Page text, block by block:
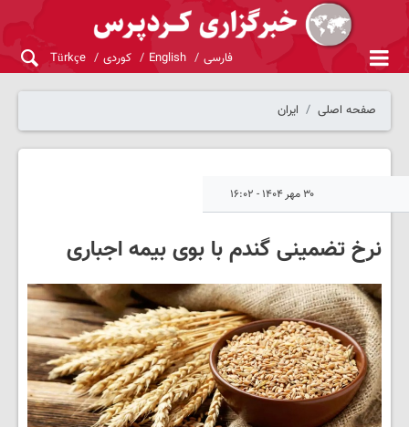
فارسی English کوردی Türkçe
صفحه اصلی ایران
۳۰ مهر ۱۴۰۴ - ۱۶:۰۲
نرخ تضمینی گندم با بوی بیمه اجباری